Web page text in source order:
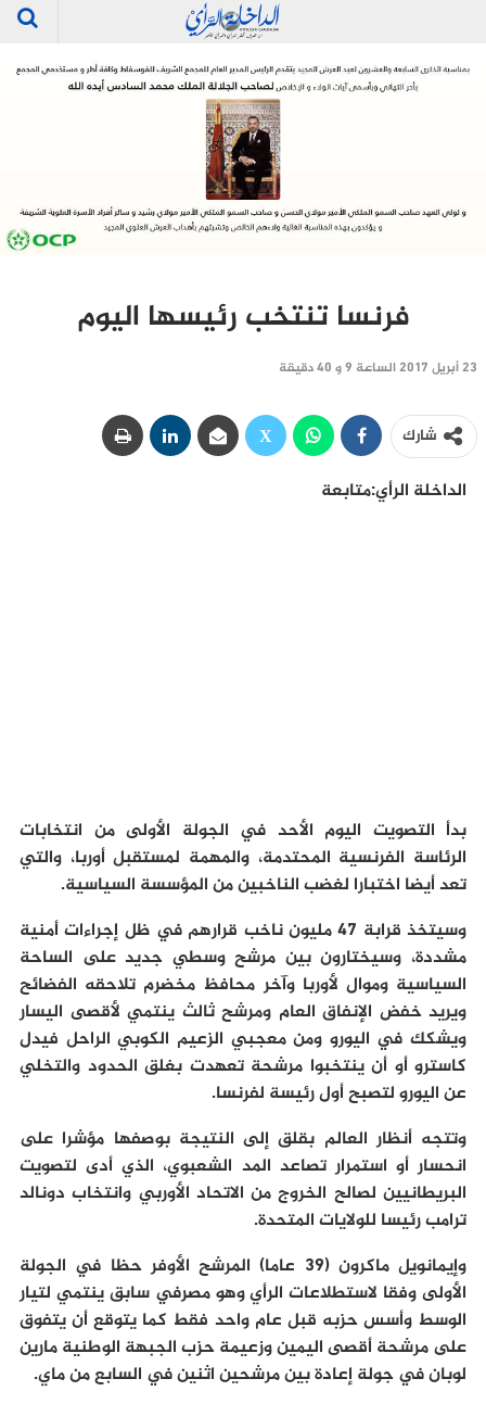
فرنسا تنتخب رئيسها اليوم
23 أبريل 2017 الساعة 9 و 40 دقيقة
شارك
الداخلة الرأي:متابعة
بدأ التصويت اليوم الأحد في الجولة الأولى من انتخابات
الرئاسة الفرنسية المحتدمة، والمهمة لمستقبل أوربا، والتي
تعد أيضا اختبارا لغضب الناخبين من المؤسسة السياسية.
وسيتخذ قرابة 47 مليون ناخب قرارهم في ظل إجراءات أمنية
مشددة، وسيختارون بين مرشح وسطي جديد على الساحة
السياسية وموال لأوربا وآخر محافظ مخضرم تلاحقه الفضائح
ويريد خفض الإنفاق العام ومرشح ثالث ينتمي لأقصى اليسار
ويشكك في اليورو ومن معجبي الزعيم الكوبي الراحل فيدل
كاسترو أو أن ينتخبوا مرشحة تعهدت بغلق الحدود والتخلي
عن اليورو لتصبح أول رئيسة لفرنسا.
وتتجه أنظار العالم بقلق إلى النتيجة بوصفها مؤشرا على
انحسار أو استمرار تصاعد المد الشعبوي، الذي أدى لتصويت
البريطانيين لصالح الخروج من الاتحاد الأوربي وانتخاب دونالد
ترامب رئيسا للولايات المتحدة.
وإيمانويل ماكرون (39 عاما) المرشح الأوفر حظا في الجولة
الأولى وفقا لاستطلاعات الرأي وهو مصرفي سابق ينتمي لتيار
الوسط وأسس حزبه قبل عام واحد فقط كما يتوقع أن يتفوق
على مرشحة أقصى اليمين وزعيمة حزب الجبهة الوطنية مارين
لوبان في جولة إعادة بين مرشحين اثنين في السابع من ماي.